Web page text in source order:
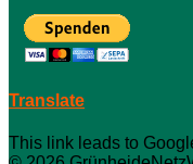
Translate
This link leads to